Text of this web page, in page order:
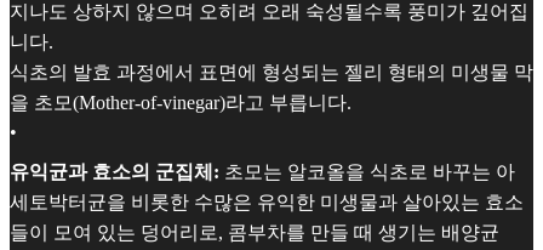
지나도 상하지 않으며 오히려 오래 숙성될수록 풍미가 깊어집
니다.
식초의 발효 과정에서 표면에 형성되는 젤리 형태의 미생물 막
을 초모(Mother-of-vinegar)라고 부릅니다.
•
유익균과 효소의 군집체: 초모는 알코올을 식초로 바꾸는 아
세토박터균을 비롯한 수많은 유익한 미생물과 살아있는 효소
들이 모여 있는 덩어리로, 콤부차를 만들 때 생기는 배양균